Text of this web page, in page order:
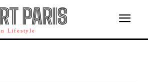
PARIS
Lifestyle